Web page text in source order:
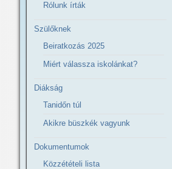
Rólunk írták
Szülőknek
Beiratkozás 2025
Miért válassza iskolánkat?
Diákság
Tanidőn túl
Akikre büszkék vagyunk
Dokumentumok
Közzétételi lista